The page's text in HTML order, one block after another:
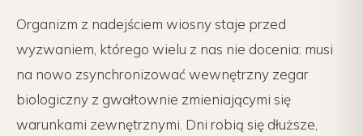
Organizm z nadejściem wiosny staje przed
wyzwaniem, którego wielu z nas nie docenia: musi
na nowo zsynchronizować wewnętrzny zegar
biologiczny z gwałtownie zmieniającymi się
warunkami zewnętrznymi. Dni robią się dłuższe,